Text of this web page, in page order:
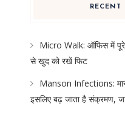
RECENT
Micro Walk: ऑफिस में पूरे
से खुद को रखें फिट
Manson Infections:
इसलिए बढ़ जाता है संक्रमण,